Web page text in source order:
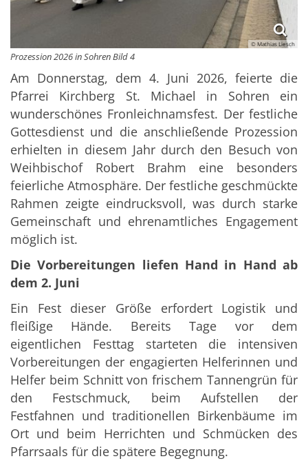
© Mathias Liesch
Prozession 2026 in Sohren Bild 4
Am Donnerstag, dem 4. Juni 2026, feierte die
Pfarrei Kirchberg St. Michael in Sohren ein
wunderschönes Fronleichnamsfest. Der festliche
Gottesdienst und die anschließende Prozession
erhielten in diesem Jahr durch den Besuch von
Weihbischof Robert Brahm eine besonders
feierliche Atmosphäre. Der festliche geschmückte
Rahmen zeigte eindrucksvoll, was durch starke
Gemeinschaft und ehrenamtliches Engagement
möglich ist.
Die Vorbereitungen liefen Hand in Hand ab
dem 2. Juni
Ein Fest dieser Größe erfordert Logistik und
fleißige Hände. Bereits Tage vor dem
eigentlichen Festtag starteten die intensiven
Vorbereitungen der engagierten Helferinnen und
Helfer beim Schnitt von frischem Tannengrün für
den Festschmuck, beim Aufstellen der
Festfahnen und traditionellen Birkenbäume im
Ort und beim Herrichten und Schmücken des
Pfarrsaals für die spätere Begegnung.